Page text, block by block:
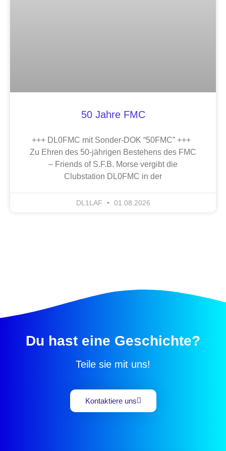
50 Jahre FMC
+++ DL0FMC mit Sonder-DOK “50FMC” +++
Zu Ehren des 50-jährigen Bestehens des FMC
– Friends of S.F.B. Morse vergibt die
Clubstation DL0FMC in der
DL1LAF 01.08.2026
Du hast eine Geschichte?
Teile sie mit uns!
Kontaktiere uns